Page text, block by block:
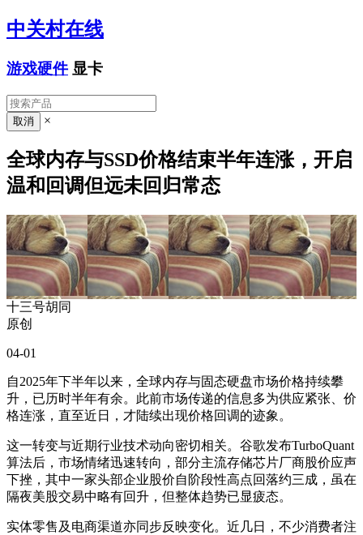
中关村在线
游戏硬件 显卡
×
全球内存与SSD价格结束半年连涨，开启
温和回调但远未回归常态
十三号胡同
原创
04-01
自2025年下半年以来，全球内存与固态硬盘市场价格持续攀
升，已历时半年有余。此前市场传递的信息多为供应紧张、价
格连涨，直至近日，才陆续出现价格回调的迹象。
这一转变与近期行业技术动向密切相关。谷歌发布TurboQuant
算法后，市场情绪迅速转向，部分主流存储芯片厂商股价应声
下挫，其中一家头部企业股价自阶段性高点回落约三成，虽在
隔夜美股交易中略有回升，但整体趋势已显疲态。
实体零售及电商渠道亦同步反映变化。近几日，不少消费者注